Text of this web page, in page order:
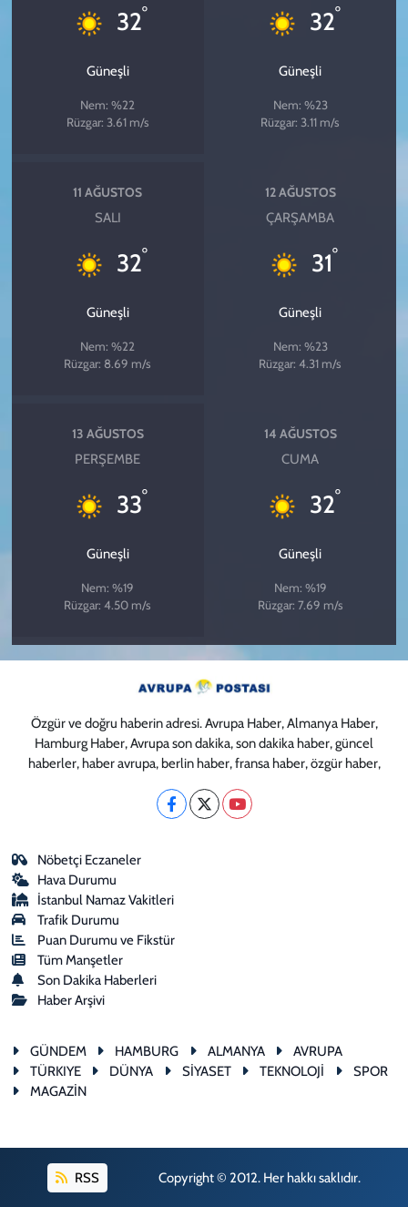
32°
Güneşli
Nem: %22
Rüzgar: 3.61 m/s
32°
Güneşli
Nem: %23
Rüzgar: 3.11 m/s
11 AĞUSTOS
SALI
32°
Güneşli
Nem: %22
Rüzgar: 8.69 m/s
12 AĞUSTOS
ÇARŞAMBA
31°
Güneşli
Nem: %23
Rüzgar: 4.31 m/s
13 AĞUSTOS
PERŞEMBE
33°
Güneşli
Nem: %19
Rüzgar: 4.50 m/s
14 AĞUSTOS
CUMA
32°
Güneşli
Nem: %19
Rüzgar: 7.69 m/s
Özgür ve doğru haberin adresi. Avrupa Haber, Almanya Haber,
Hamburg Haber, Avrupa son dakika, son dakika haber, güncel
haberler, haber avrupa, berlin haber, fransa haber, özgür haber,
Nöbetçi Eczaneler
Hava Durumu
İstanbul Namaz Vakitleri
Trafik Durumu
Puan Durumu ve Fikstür
Tüm Manşetler
Son Dakika Haberleri
Haber Arşivi
GÜNDEM HAMBURG ALMANYA
AVRUPA
TÜRKIYE
DÜNYA SİYASET TEKNOLOJİ
SPOR
MAGAZİN
RSS Copyright © 2012. Her hakkı saklıdır.